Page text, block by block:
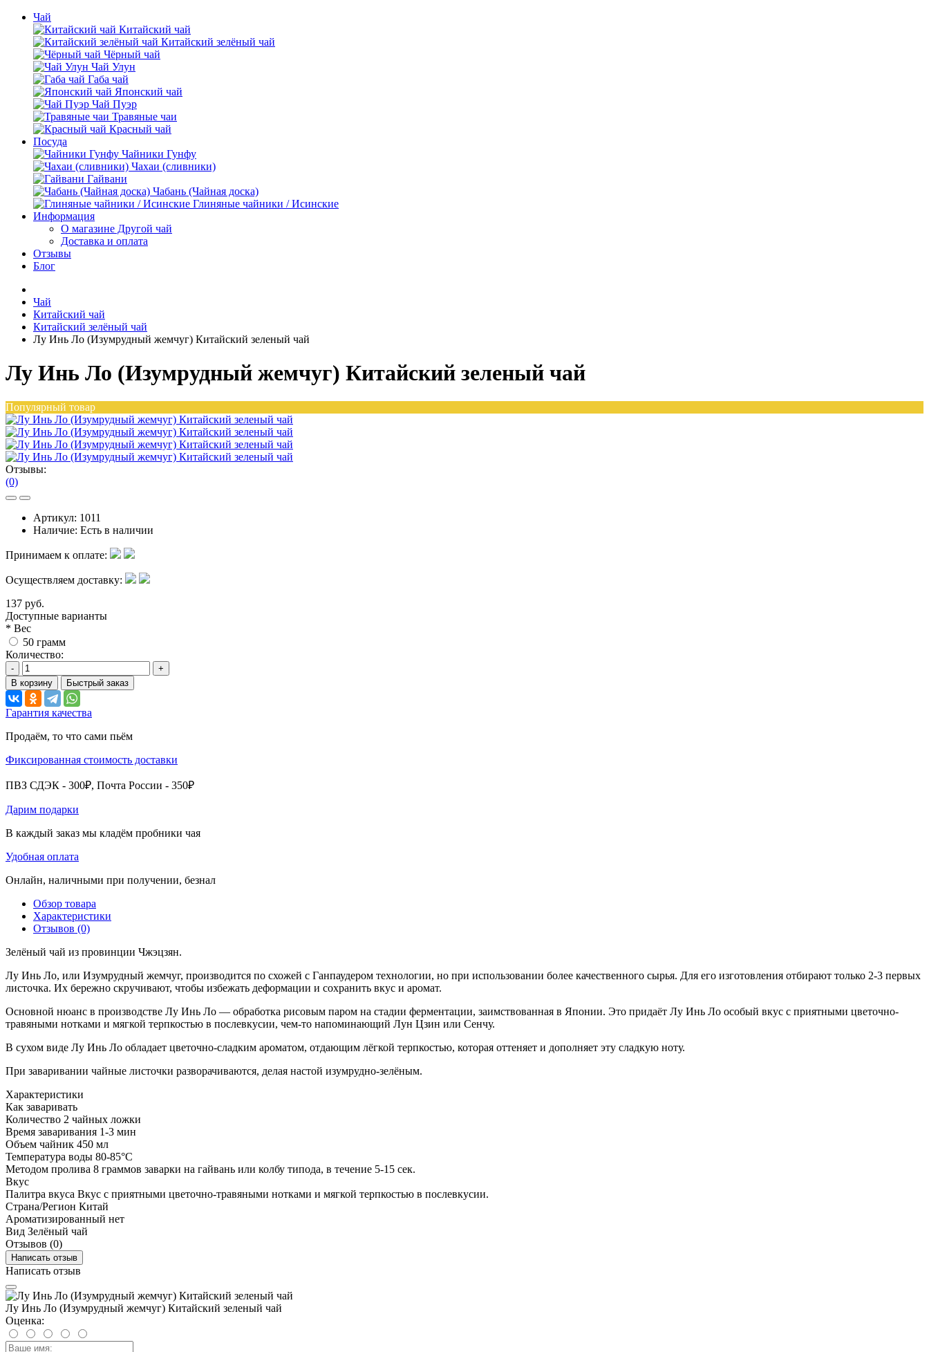
Чай
Китайский чай
Китайский зелёный чай
Чёрный чай
Чай Улун
Габа чай
Японский чай
Чай Пуэр
Травяные чаи
Красный чай
Посуда
Чайники Гунфу
Чахаи (сливники)
Гайвани
Чабань (Чайная доска)
Глиняные чайники / Исинские
Информация
О магазине Другой чай
Доставка и оплата
Отзывы
Блог
Чай
Китайский чай
Китайский зелёный чай
Лу Инь Ло (Изумрудный жемчуг) Китайский зеленый чай
Лу Инь Ло (Изумрудный жемчуг) Китайский зеленый чай
Популярный товар
Отзывы:
(0)
Артикул: 1011
Наличие: Есть в наличии
Принимаем к оплате:
Осуществляем доставку:
137 руб.
Доступные варианты
* Вес
50 грамм
Количество:
-
+
В корзину
Быстрый заказ
Гарантия качества
Продаём, то что сами пьём
Фиксированная стоимость доставки
ПВЗ СДЭК - 300₽, Почта России - 350₽
Дарим подарки
В каждый заказ мы кладём пробники чая
Удобная оплата
Онлайн, наличными при получении, безнал
Обзор товара
Характеристики
Отзывов (0)
Зелёный чай из провинции Чжэцзян.
Лу Инь Ло, или Изумрудный жемчуг, производится по схожей с Ганпаудером технологии, но при использовании более качественного сырья. Для его изготовления отбирают только 2-3 первых
листочка. Их бережно скручивают, чтобы избежать деформации и сохранить вкус и аромат.
Основной нюанс в производстве Лу Инь Ло — обработка рисовым паром на стадии ферментации, заимствованная в Японии. Это придаёт Лу Инь Ло особый вкус с приятными цветочно-
травяными нотками и мягкой терпкостью в послевкусии, чем-то напоминающий Лун Цзин или Сенчу.
В сухом виде Лу Инь Ло обладает цветочно-сладким ароматом, отдающим лёгкой терпкостью, которая оттеняет и дополняет эту сладкую ноту.
При заваривании чайные листочки разворачиваются, делая настой изумрудно-зелёным.
Характеристики
Как заваривать
Количество 2 чайных ложки
Время заваривания 1-3 мин
Объем чайник 450 мл
Температура воды 80-85°C
Методом пролива 8 граммов заварки на гайвань или колбу типода, в течение 5-15 сек.
Вкус
Палитра вкуса Вкус с приятными цветочно-травяными нотками и мягкой терпкостью в послевкусии.
Страна/Регион Китай
Ароматизированный нет
Вид Зелёный чай
Отзывов (0)
Написать отзыв
Написать отзыв
Лу Инь Ло (Изумрудный жемчуг) Китайский зеленый чай
Оценка: